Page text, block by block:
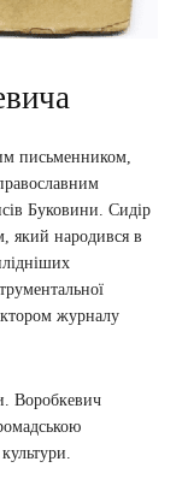
письменником,
Буковини. Сидір
який народився в
журналу
Воробкевич